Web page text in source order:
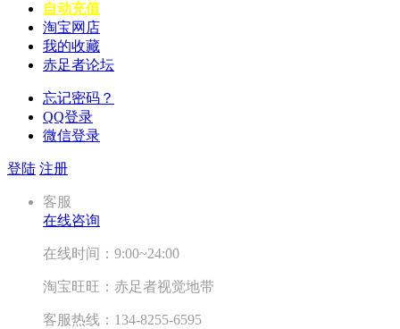
自动充值
淘宝网店
我的收藏
赤足者论坛
忘记密码？
QQ登录
微信登录
登陆 注册
客服
在线咨询
在线时间：9:00~24:00
淘宝旺旺：赤足者视觉地带
客服热线：134-8255-6595